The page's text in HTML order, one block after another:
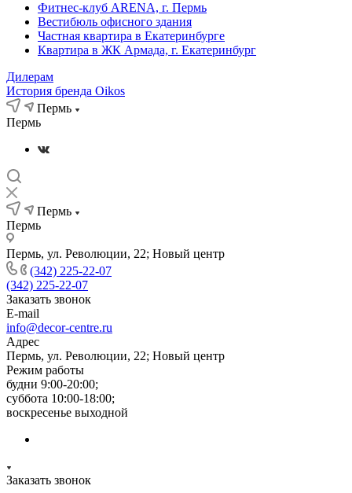
Фитнес-клуб ARENA, г. Пермь
Вестибюль офисного здания
Частная квартира в Екатеринбурге
Квартира в ЖК Армада, г. Екатеринбург
Дилерам
История бренда Oikos
Пермь
Пермь
Пермь
Пермь
Пермь, ул. Революции, 22; Новый центр
(342) 225-22-07
(342) 225-22-07
Заказать звонок
E-mail
info@decor-centre.ru
Адрес
Пермь, ул. Революции, 22; Новый центр
Режим работы
будни 9:00-20:00;
суббота 10:00-18:00;
воскресенье выходной
Заказать звонок